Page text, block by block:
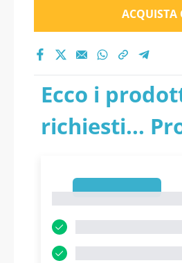
ACQUISTA
Ecco i
richiesti...